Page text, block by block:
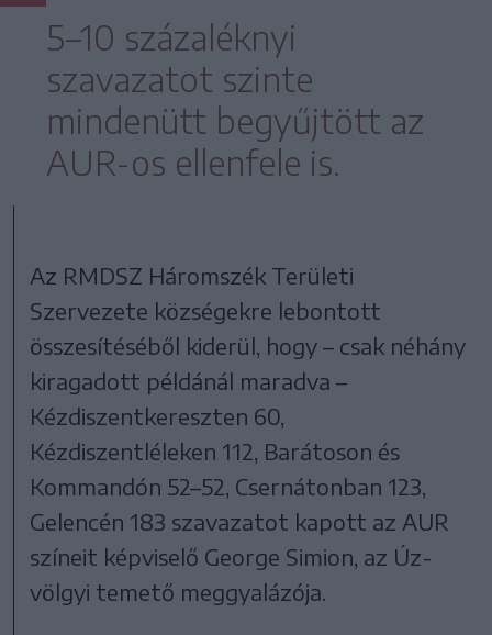
5–10 százaléknyi
szavazatot szinte
mindenütt begyűjtött az
AUR-os ellenfele is.
Az RMDSZ Háromszék Területi
Szervezete községekre lebontott
összesítéséből kiderül, hogy – csak néhány
kiragadott példánál maradva –
Kézdiszentkereszten 60,
Kézdiszentléleken 112, Barátoson és
Kommandón 52–52, Csernátonban 123,
Gelencén 183 szavazatot kapott az AUR
színeit képviselő George Simion, az Úz-
völgyi temető meggyalázója.